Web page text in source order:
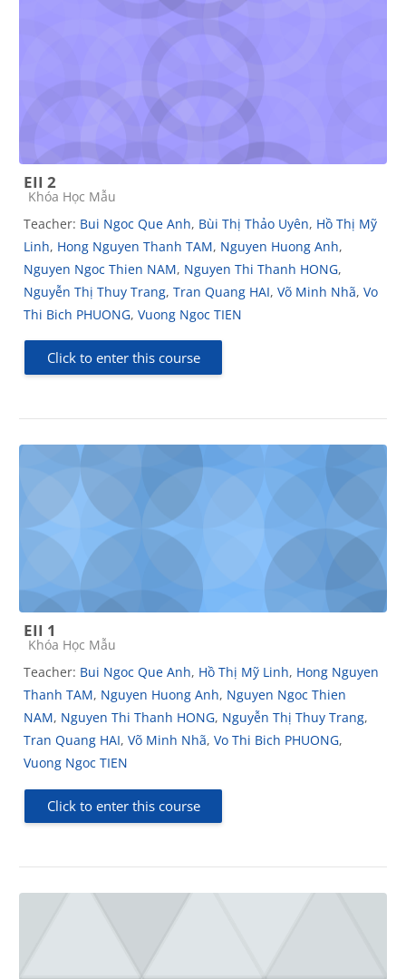
EII 2
Course category
Khóa Học Mẫu
Teacher: Bui Ngoc Que Anh, Bùi Thị Thảo Uyên, Hồ Thị Mỹ
Linh, Hong Nguyen Thanh TAM, Nguyen Huong Anh,
Nguyen Ngoc Thien NAM, Nguyen Thi Thanh HONG,
Nguyễn Thị Thuy Trang, Tran Quang HAI, Võ Minh Nhã, Vo
Thi Bich PHUONG, Vuong Ngoc TIEN
Click to enter this course
EII 1
Course category
Khóa Học Mẫu
Teacher: Bui Ngoc Que Anh, Hồ Thị Mỹ Linh, Hong Nguyen
Thanh TAM, Nguyen Huong Anh, Nguyen Ngoc Thien
NAM, Nguyen Thi Thanh HONG, Nguyễn Thị Thuy Trang,
Tran Quang HAI, Võ Minh Nhã, Vo Thi Bich PHUONG,
Vuong Ngoc TIEN
Click to enter this course